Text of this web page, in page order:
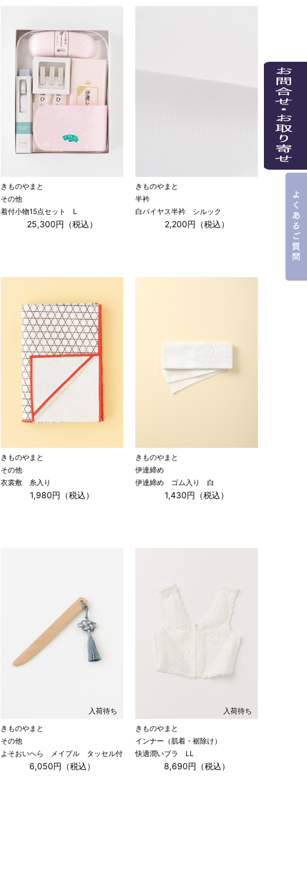
きものやまと
その他
着付小物15点セット L
25,300円（税込）
きものやまと
半衿
白バイヤス半衿 シルック
2,200円（税込）
きものやまと
その他
衣裳敷 糸入り
1,980円（税込）
きものやまと
伊達締め
伊達締め ゴム入り 白
1,430円（税込）
入荷待ち
きものやまと
その他
よそおいへら メイプル タッセル付
6,050円（税込）
入荷待ち
きものやまと
インナー（肌着・裾除け）
快適潤いブラ LL
8,690円（税込）